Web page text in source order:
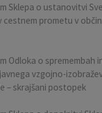
Sklepa o ustanovitvi
prometu v
Odloka o spremembah
vzgojno-
– skrajšani postopek